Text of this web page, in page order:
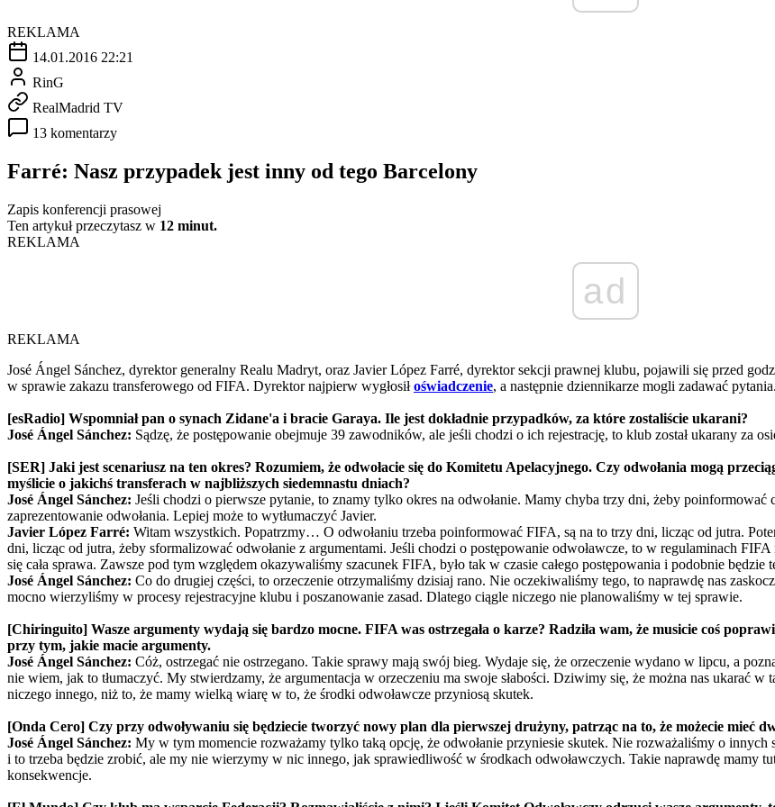
REKLAMA
14.01.2016 22:21
RinG
RealMadrid TV
13 komentarzy
Farré: Nasz przypadek jest inny od tego Barcelony
Zapis konferencji prasowej
Ten artykuł przeczytasz w 12 minut.
REKLAMA
ad
REKLAMA
José Ángel Sánchez, dyrektor generalny Realu Madryt, oraz Javier López Farré, dyrektor sekcji prawnej klubu, pojawili się przed
w sprawie zakazu transferowego od FIFA. Dyrektor najpierw wygłosiłoświadczenie, a następnie dziennikarze mogli zadawać pytania.
[esRadio] Wspomniał pan o synach Zidane'a i bracie Garaya. Ile jest dokładnie przypadków, za które zostaliście ukarani?
José Ángel Sánchez: Sądzę, że postępowanie obejmuje 39 zawodników, ale jeśli chodzi o ich rejestrację, to klub został ukarany za
[SER] Jaki jest scenariusz na ten okres? Rozumiem, że odwołacie się do Komitetu Apelacyjnego. Czy odwołania mogą
myślicie o jakichś transferach w najbliższych siedemnastu dniach?
José Ángel Sánchez: Jeśli chodzi o pierwsze pytanie, to znamy tylko okres na odwołanie. Mamy chyba trzy dni, żeby poinformować
zaprezentowanie odwołania. Lepiej może to wytłumaczyć Javier.
Javier López Farré: Witam wszystkich. Popatrzmy… O odwołaniu trzeba poinformować FIFA, są na to trzy dni, licząc od jutra.
dni, licząc od jutra, żeby sformalizować odwołanie z argumentami. Jeśli chodzi o postępowanie odwoławcze, to w regulaminach
się cała sprawa. Zawsze pod tym względem okazywaliśmy szacunek FIFA, było tak w czasie całego postępowania i podobnie będzie
José Ángel Sánchez: Co do drugiej części, to orzeczenie otrzymaliśmy dzisiaj rano. Nie oczekiwaliśmy tego, to naprawdę nas
mocno wierzyliśmy w procesy rejestracyjne klubu i poszanowanie zasad. Dlatego ciągle niczego nie planowaliśmy w tej sprawie.
[Chiringuito] Wasze argumenty wydają się bardzo mocne. FIFA was ostrzegała o karze? Radziła wam, że musicie coś
przy tym, jakie macie argumenty.
José Ángel Sánchez: Cóż, ostrzegać nie ostrzegano. Takie sprawy mają swój bieg. Wydaje się, że orzeczenie wydano w lipcu, a
nie wiem, jak to tłumaczyć. My stwierdzamy, że argumentacja w orzeczeniu ma swoje słabości. Dziwimy się, że można nas ukarać
niczego innego, niż to, że mamy wielką wiarę w to, że środki odwoławcze przyniosą skutek.
[Onda Cero] Czy przy odwoływaniu się będziecie tworzyć nowy plan dla pierwszej drużyny, patrząc na to, że możecie mieć
José Ángel Sánchez: My w tym momencie rozważamy tylko taką opcję, że odwołanie przyniesie skutek. Nie rozważaliśmy o
i to trzeba będzie zrobić, ale my nie wierzymy w nic innego, jak sprawiedliwość w środkach odwoławczych. Takie naprawdę mamy
konsekwencje.